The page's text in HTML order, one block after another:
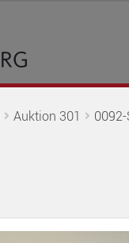
Auktion 301